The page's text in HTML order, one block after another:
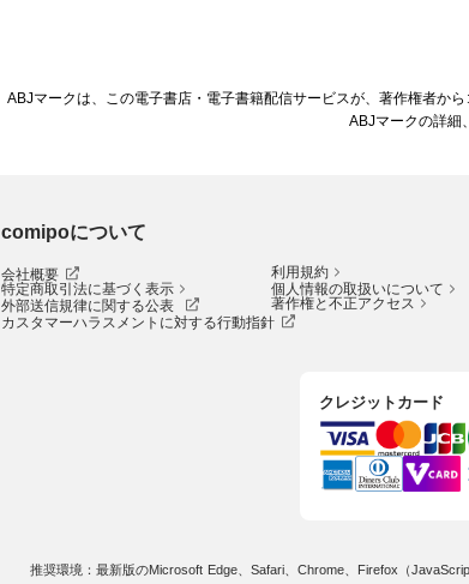
ABJマークは、この電子書店・電子書籍配信サービスが、著作権者か
ABJマークの詳細
comipoについて
会社概要
利用規約
特定商取引法に基づく表示
個人情報の取扱いについて
外部送信規律に関する公表
著作権と不正アクセス
カスタマーハラスメントに対する行動指針
クレジットカード
推奨環境：最新版のMicrosoft Edge、Safari、Chrome、Firefox（